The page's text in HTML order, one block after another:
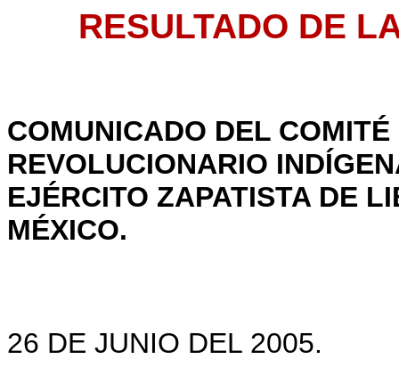
RESULTADO DE
COMUNICADO DEL
REVOLUCIONARIO
EJÉRCITO ZAPATISTA DE
MÉXICO.
26 DE JUNIO DEL 2005.